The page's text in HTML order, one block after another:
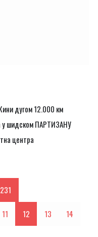
дугом 12.000 км
у шидском ПАРТИЗАНУ
центра
11 12 13 14